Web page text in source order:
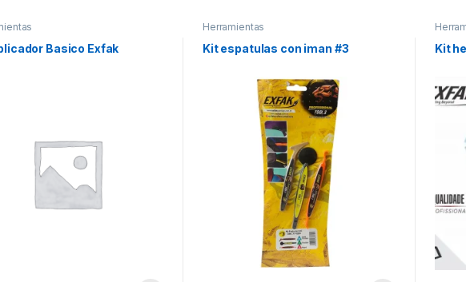
Basico Exfak
Herramientas
Kit espatulas con iman #3 Kit